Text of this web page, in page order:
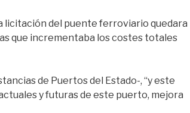
licitación del puente ferroviario quedara
que incrementaba los costes totales
de Puertos del Estado-, “y este
y futuras de este puerto, mejora